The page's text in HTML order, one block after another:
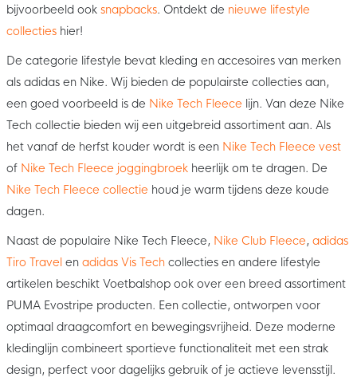
bijvoorbeeld ook snapbacks. Ontdekt de nieuwe lifestyle
collecties hier!
De categorie lifestyle bevat kleding en accesoires van merken
als adidas en Nike. Wij bieden de populairste collecties aan,
een goed voorbeeld is de Nike Tech Fleece lijn. Van deze Nike
Tech collectie bieden wij een uitgebreid assortiment aan. Als
het vanaf de herfst kouder wordt is een Nike Tech Fleece vest
of Nike Tech Fleece joggingbroek heerlijk om te dragen. De
Nike Tech Fleece collectie houd je warm tijdens deze koude
dagen.
Naast de populaire Nike Tech Fleece, Nike Club Fleece, adidas
Tiro Travel en adidas Vis Tech collecties en andere lifestyle
artikelen beschikt Voetbalshop ook over een breed assortiment
PUMA Evostripe producten. Een collectie, ontworpen voor
optimaal draagcomfort en bewegingsvrijheid. Deze moderne
kledinglijn combineert sportieve functionaliteit met een strak
design, perfect voor dagelijks gebruik of je actieve levensstijl.